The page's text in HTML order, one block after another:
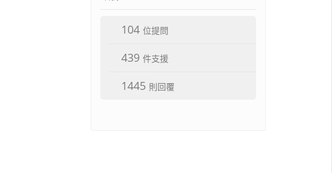
104 位提問
439 件支援
1445 則回覆